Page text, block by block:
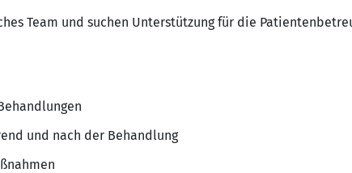
Team und suchen Unterstützung für die
und nach der Behandlung